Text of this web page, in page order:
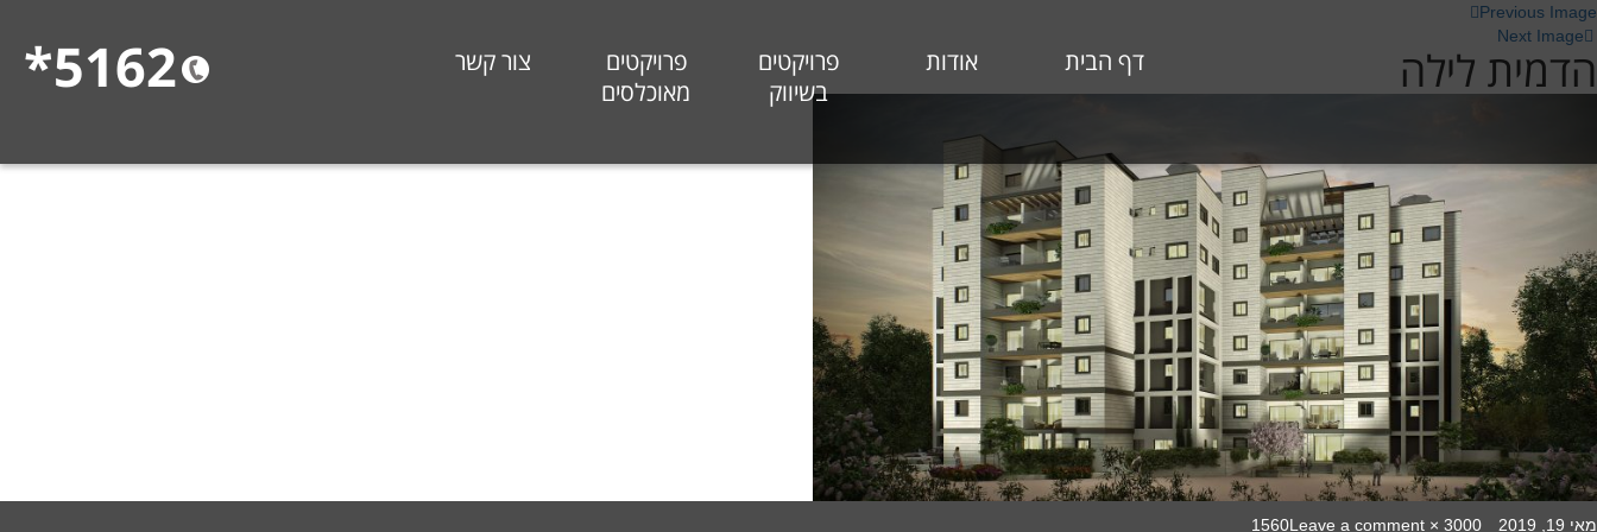
5162* דף הבית אודות
פרויקטים
בשיווק
פרויקטים
מאוכלסים
צור קשר
Previous Image
Next Image
הדמית לילה
Posted
מאי 19, 2019
Full
3000 × 1560
Leave a comment